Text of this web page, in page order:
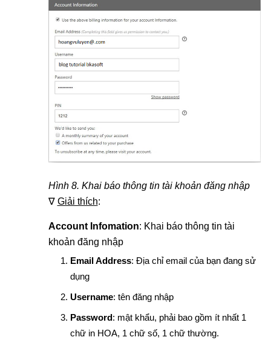
Hình 8. Khai báo thông tin tài khoản đăng nhập
∇ Giải thích:
Account Infomation: Khai báo thông tin tài
khoản đăng nhập
Email Address: Địa chỉ email của bạn đang sử
dụng
Username: tên đăng nhập
Password: mật khẩu, phải bao gồm ít nhất 1
chữ in HOA, 1 chữ số, 1 chữ thường.